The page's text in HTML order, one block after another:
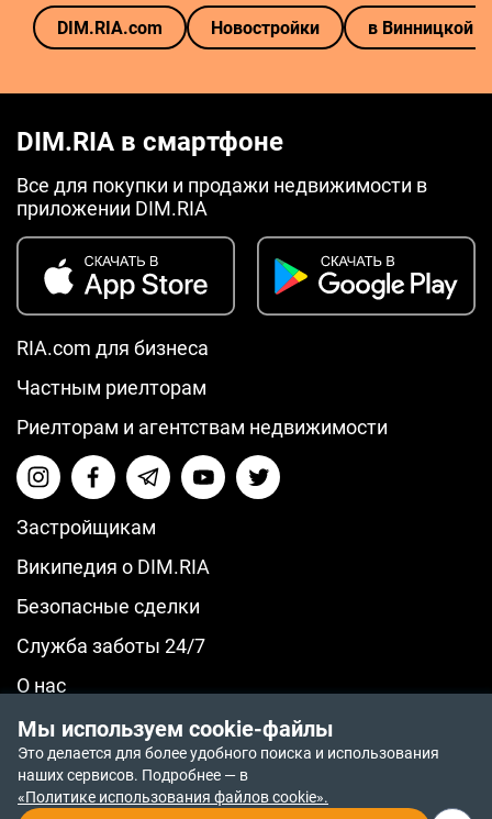
Мы используем cookie-файлы
Это делается для более удобного поиска и использования
наших сервисов. Подробнее — в
«Политике использования файлов cookie».
DIM.RIA.com Новостройки в Винницкой
DIM.RIA в смартфоне
Все для покупки и продажи недвижимости в
приложении DIM.RIA
RIA.com для бизнеса
Частным риелторам
Риелторам и агентствам недвижимости
Застройщикам
Википедия о DIM.RIA
Безопасные сделки
Служба заботы 24/7
О нас
© 2014-2026 RIA.com
Политика возврата средств
Политика приватности
Политика конфиденциальности